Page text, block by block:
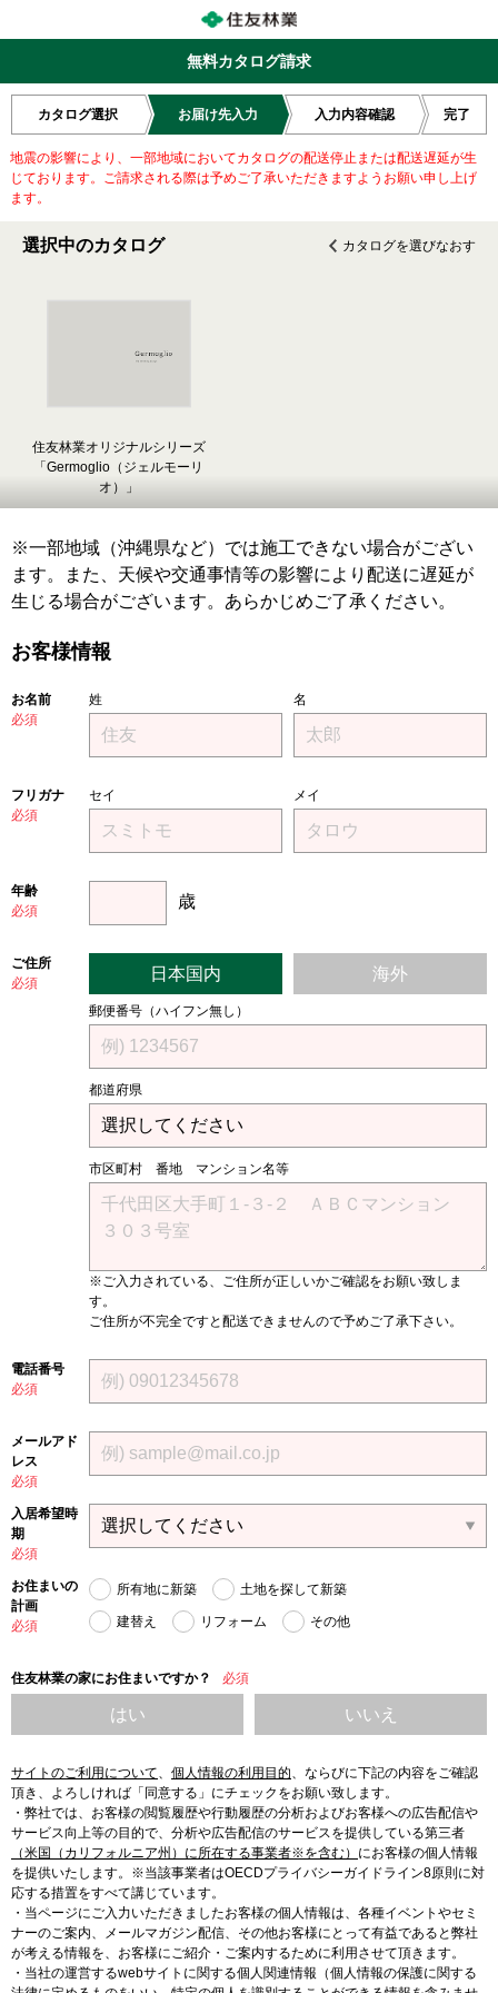
無料カタログ請求
カタログ選択 お届け先入力 入力内容確認 完了
地震の影響により、一部地域においてカタログの配送停止または配送遅延が生
じております。ご請求される際は予めご了承いただきますようお願い申し上げ
ます。
選択中のカタログ カタログを選びなおす
住友林業オリジナルシリーズ
「Germoglio（ジェルモーリ
オ）」
※一部地域（沖縄県など）では施工できない場合がござい
ます。また、天候や交通事情等の影響により配送に遅延が
生じる場合がございます。あらかじめご了承ください。
お客様情報
お名前
必須
姓 名
フリガナ
必須
セイ メイ
年齢
必須
歳
ご住所
必須
日本国内 海外
郵便番号（ハイフン無し）
都道府県
市区町村 番地 マンション名等
※ご入力されている、ご住所が正しいかご確認をお願い致しま
す。
ご住所が不完全ですと配送できませんので予めご了承下さい。
電話番号
必須
メールアド
レス
必須
入居希望時
期
必須
お住まいの
計画
必須
所有地に新築 土地を探して新築
建替え リフォーム その他
住友林業の家にお住まいですか？ 必須
はい いいえ
サイトのご利用について、 個人情報の利用目的、 ならびに下記の内容をご確認
頂き、よろしければ「同意する」にチェックをお願い致します。
・弊社では、お客様の閲覧履歴や行動履歴の分析およびお客様への広告配信や
サービス向上等の目的で、分析や広告配信のサービスを提供している第三者
（米国（カリフォルニア州）に所在する事業者※を含む） にお客様の個人情報
を提供いたします。※当該事業者はOECDプライバシーガイドライン8原則に対
応する措置をすべて講じています。
・当ページにご入力いただきましたお客様の個人情報は、各種イベントやセミ
ナーのご案内、メールマガジン配信、その他お客様にとって有益であると弊社
が考える情報を、お客様にご紹介・ご案内するために利用させて頂きます。
・当社の運営するwebサイトに関する個人関連情報（個人情報の保護に関する